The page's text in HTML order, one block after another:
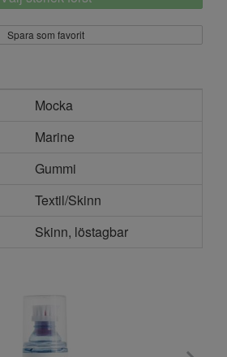
Spara som favorit
Mocka
Marine
Gummi
Textil/Skinn
Skinn, löstagbar